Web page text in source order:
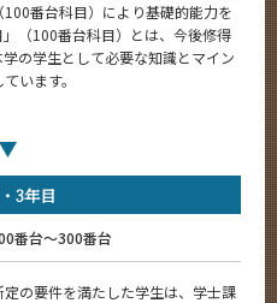
番台科目）により基礎的能力を
（100番台科目）とは、今後修得
の学生として必要な知識とマイン
います。
3年目
番台～300番台
定の要件を満たした学生は、学士課
士後期課程）